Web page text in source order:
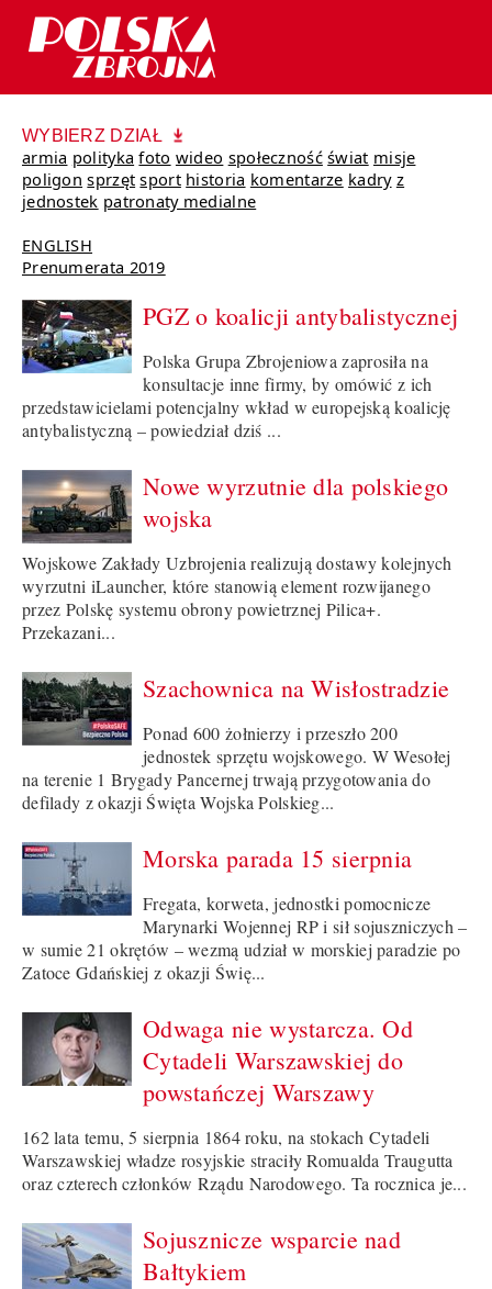
WYBIERZ DZIAŁ
armia polityka foto wideo społeczność świat misje
poligon sprzęt sport historia komentarze kadry z
jednostek patronaty medialne
ENGLISH
Prenumerata 2019
PGZ o koalicji antybalistycznej
Polska Grupa Zbrojeniowa zaprosiła na
konsultacje inne firmy, by omówić z ich
przedstawicielami potencjalny wkład w europejską koalicję
antybalistyczną – powiedział dziś ...
Nowe wyrzutnie dla polskiego
wojska
Wojskowe Zakłady Uzbrojenia realizują dostawy kolejnych
wyrzutni iLauncher, które stanowią element rozwijanego
przez Polskę systemu obrony powietrznej Pilica+.
Przekazani...
Szachownica na Wisłostradzie
Ponad 600 żołnierzy i przeszło 200
jednostek sprzętu wojskowego. W Wesołej
na terenie 1 Brygady Pancernej trwają przygotowania do
defilady z okazji Święta Wojska Polskieg...
Morska parada 15 sierpnia
Fregata, korweta, jednostki pomocnicze
Marynarki Wojennej RP i sił sojuszniczych –
w sumie 21 okrętów – wezmą udział w morskiej paradzie po
Zatoce Gdańskiej z okazji Świę...
Odwaga nie wystarcza. Od
Cytadeli Warszawskiej do
powstańczej Warszawy
162 lata temu, 5 sierpnia 1864 roku, na stokach Cytadeli
Warszawskiej władze rosyjskie straciły Romualda Traugutta
oraz czterech członków Rządu Narodowego. Ta rocznica je...
Sojusznicze wsparcie nad
Bałtykiem